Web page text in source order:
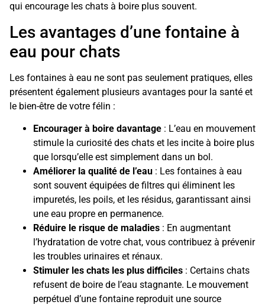
qui encourage les chats à boire plus souvent.
Les avantages d’une fontaine à
eau pour chats
Les fontaines à eau ne sont pas seulement pratiques, elles
présentent également plusieurs avantages pour la santé et
le bien-être de votre félin :
Encourager à boire davantage : L’eau en mouvement
stimule la curiosité des chats et les incite à boire plus
que lorsqu’elle est simplement dans un bol.
Améliorer la qualité de l’eau : Les fontaines à eau
sont souvent équipées de filtres qui éliminent les
impuretés, les poils, et les résidus, garantissant ainsi
une eau propre en permanence.
Réduire le risque de maladies : En augmentant
l’hydratation de votre chat, vous contribuez à prévenir
les troubles urinaires et rénaux.
Stimuler les chats les plus difficiles : Certains chats
refusent de boire de l’eau stagnante. Le mouvement
perpétuel d’une fontaine reproduit une source